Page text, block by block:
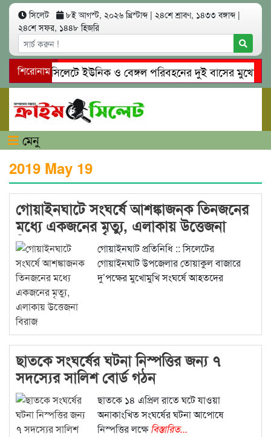
সিলেট ৮ই আগস্ট, ২০২৬ খ্রিস্টাব্দ | ২৪শে শ্রাবণ, ১৪৩৩ বঙ্গাব্দ |
২৪শে সফর, ১৪৪৮ হিজরি
শিরোনামসিলেটে ইউনিক ও বেঙ্গল পরিবহনের দুই বাসের মুখোমুখি
গোয়াইনঘাটে প্রেমের ফাঁদে তরুণী পাচার: মাদকাসক্ত
মেনু
2019 May 19
গোয়াইনঘাটে সংঘর্ষে আশঙ্কাজনক তিনজনের
মধ্যে একজনের মৃত্যু, এলাকায় উত্তেজনা
বিরাজ
গোয়াইনঘাট প্রতিনিধি :: সিলেটের
গোয়াইনঘাট উপজেলার তোয়াকুল বাজারে
দু’পক্ষের মুখোমুখি সংঘর্ষে আহতদের
ছাতকে সংঘর্ষের ঘটনা নিস্পত্তির জন্য ৭
সদস্যের সালিশ বোর্ড গঠন
ছাতকে ১৪ এপ্রিল রাতে ঘটে যাওয়া
অনাকাংখিত সংঘর্ষের ঘটনা আপোষে
নিস্পত্তির লক্ষেবিস্তারিত...